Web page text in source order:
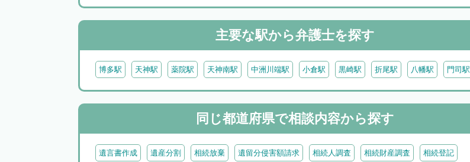
朝倉郡東峰村 田川郡福智町 田川郡川崎町 田川郡香春町 田川郡添田町 田川郡糸田町
京都郡苅田町 京都郡みやこ町 築上郡吉富町
築上郡上毛町
主要な駅から弁護士を探す
博多駅 天神駅 薬院駅 天神南駅 中洲川端駅 小倉駅 黒崎駅 折尾駅 八幡駅 門司駅
同じ都道府県で相談内容から探す
遺言書作成 遺産分割 相続放棄 遺留分侵害額請求 相続人調査 相続財産調査 相続登記